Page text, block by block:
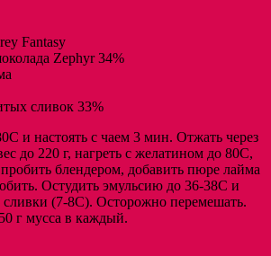
Fantasy
Zephyr 34%
сливок 33%
и настоять с чаем 3 мин. Отжать через
до 220 г, нагреть с желатином до 80С,
блендером, добавить пюре лайма
Остудить эмульсию до 36-38С и
сливки (7-8С). Осторожно перемешать.
г мусса в каждый.